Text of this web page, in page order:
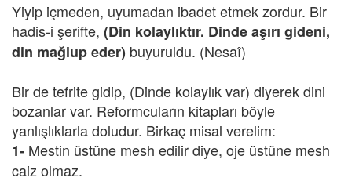
Yiyip içmeden, uyumadan ibadet etmek zordur. Bir
hadis-i şerifte, (Din kolaylıktır. Dinde aşırı gideni,
din mağlup eder) buyuruldu. (Nesaî)
Bir de tefrite gidip, (Dinde kolaylık var) diyerek dini
bozanlar var. Reformcuların kitapları böyle
yanlışlıklarla doludur. Birkaç misal verelim:
1- Mestin üstüne mesh edilir diye, oje üstüne mesh
caiz olmaz.